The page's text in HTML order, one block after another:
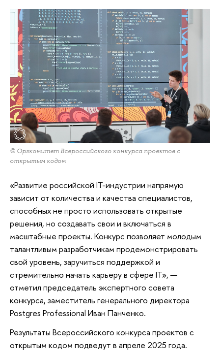
© Оргкомитет Всероссийского конкурса проектов с
открытым кодом
«Развитие российской IT-индустрии напрямую
зависит от количества и качества специалистов,
способных не просто использовать открытые
решения, но создавать свои и включаться в
масштабные проекты. Конкурс позволяет молодым
талантливым разработчикам продемонстрировать
свой уровень, заручиться поддержкой и
стремительно начать карьеру в сфере IT», —
отметил председатель экспертного совета
конкурса, заместитель генерального директора
Postgres Professional Иван Панченко.
Результаты Всероссийского конкурса проектов с
открытым кодом подведут в апреле 2025 года.